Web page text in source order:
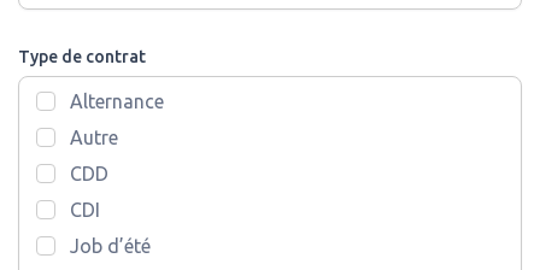
Type de contrat
Alternance
Autre
CDD
CDI
Job d’été